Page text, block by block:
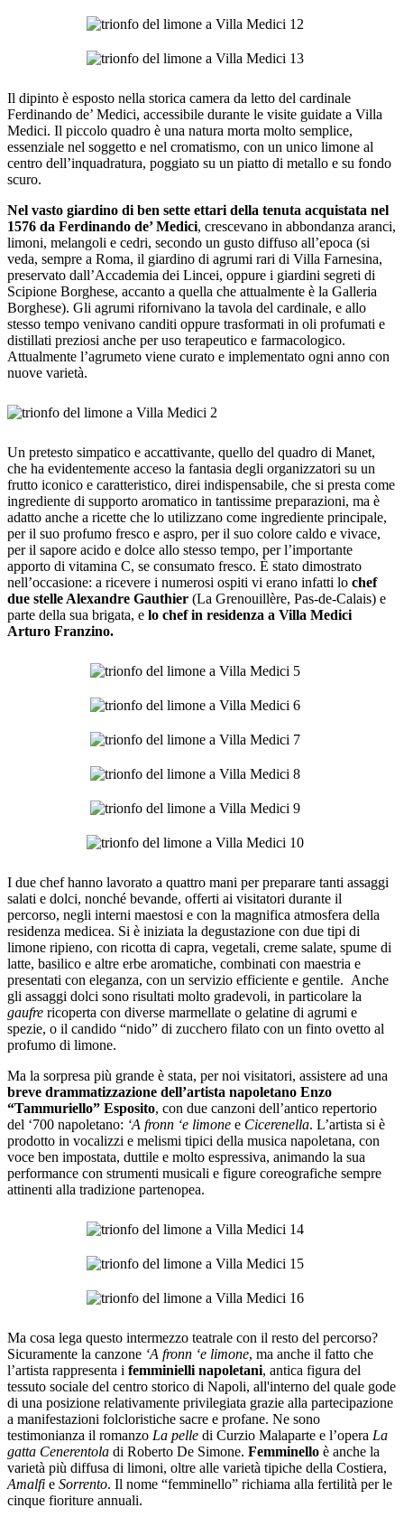
Il dipinto è esposto nella storica camera da letto del cardinale
Ferdinando de’ Medici, accessibile durante le visite guidate a Villa
Medici. Il piccolo quadro è una natura morta molto semplice,
essenziale nel soggetto e nel cromatismo, con un unico limone al
centro dell’inquadratura, poggiato su un piatto di metallo e su fondo
scuro.
Nel vasto giardino di ben sette ettari della tenuta acquistata nel
1576 da Ferdinando de’ Medici, crescevano in abbondanza aranci,
limoni, melangoli e cedri, secondo un gusto diffuso all’epoca (si
veda, sempre a Roma, il giardino di agrumi rari di Villa Farnesina,
preservato dall’Accademia dei Lincei, oppure i giardini segreti di
Scipione Borghese, accanto a quella che attualmente è la Galleria
Borghese). Gli agrumi rifornivano la tavola del cardinale, e allo
stesso tempo venivano canditi oppure trasformati in oli profumati e
distillati preziosi anche per uso terapeutico e farmacologico.
Attualmente l’agrumeto viene curato e implementato ogni anno con
nuove varietà.
Un pretesto simpatico e accattivante, quello del quadro di Manet,
che ha evidentemente acceso la fantasia degli organizzatori su un
frutto iconico e caratteristico, direi indispensabile, che si presta come
ingrediente di supporto aromatico in tantissime preparazioni, ma è
adatto anche a ricette che lo utilizzano come ingrediente principale,
per il suo profumo fresco e aspro, per il suo colore caldo e vivace,
per il sapore acido e dolce allo stesso tempo, per l’importante
apporto di vitamina C, se consumato fresco. È stato dimostrato
nell’occasione: a ricevere i numerosi ospiti vi erano infatti lo chef
due stelle Alexandre Gauthier (La Grenouillère, Pas-de-Calais) e
parte della sua brigata, e lo chef in residenza a Villa Medici
Arturo Franzino.
I due chef hanno lavorato a quattro mani per preparare tanti assaggi
salati e dolci, nonché bevande, offerti ai visitatori durante il
percorso, negli interni maestosi e con la magnifica atmosfera della
residenza medicea. Si è iniziata la degustazione con due tipi di
limone ripieno, con ricotta di capra, vegetali, creme salate, spume di
latte, basilico e altre erbe aromatiche, combinati con maestria e
presentati con eleganza, con un servizio efficiente e gentile. Anche
gli assaggi dolci sono risultati molto gradevoli, in particolare la
gaufre ricoperta con diverse marmellate o gelatine di agrumi e
spezie, o il candido “nido” di zucchero filato con un finto ovetto al
profumo di limone.
Ma la sorpresa più grande è stata, per noi visitatori, assistere ad una
breve drammatizzazione dell’artista napoletano Enzo
“Tammuriello” Esposito, con due canzoni dell’antico repertorio
del ‘700 napoletano: ‘A fronn ‘e limone e Cicerenella. L’artista si è
prodotto in vocalizzi e melismi tipici della musica napoletana, con
voce ben impostata, duttile e molto espressiva, animando la sua
performance con strumenti musicali e figure coreografiche sempre
attinenti alla tradizione partenopea.
Ma cosa lega questo intermezzo teatrale con il resto del percorso?
Sicuramente la canzone ‘A fronn ‘e limone, ma anche il fatto che
l’artista rappresenta i femminielli napoletani, antica figura del
tessuto sociale del centro storico di Napoli, all'interno del quale gode
di una posizione relativamente privilegiata grazie alla partecipazione
a manifestazioni folcloristiche sacre e profane. Ne sono
testimonianza il romanzo La pelle di Curzio Malaparte e l’opera La
gatta Cenerentola di Roberto De Simone. Femminello è anche la
varietà più diffusa di limoni, oltre alle varietà tipiche della Costiera,
Amalfi e Sorrento. Il nome “femminello” richiama alla fertilità per le
cinque fioriture annuali.